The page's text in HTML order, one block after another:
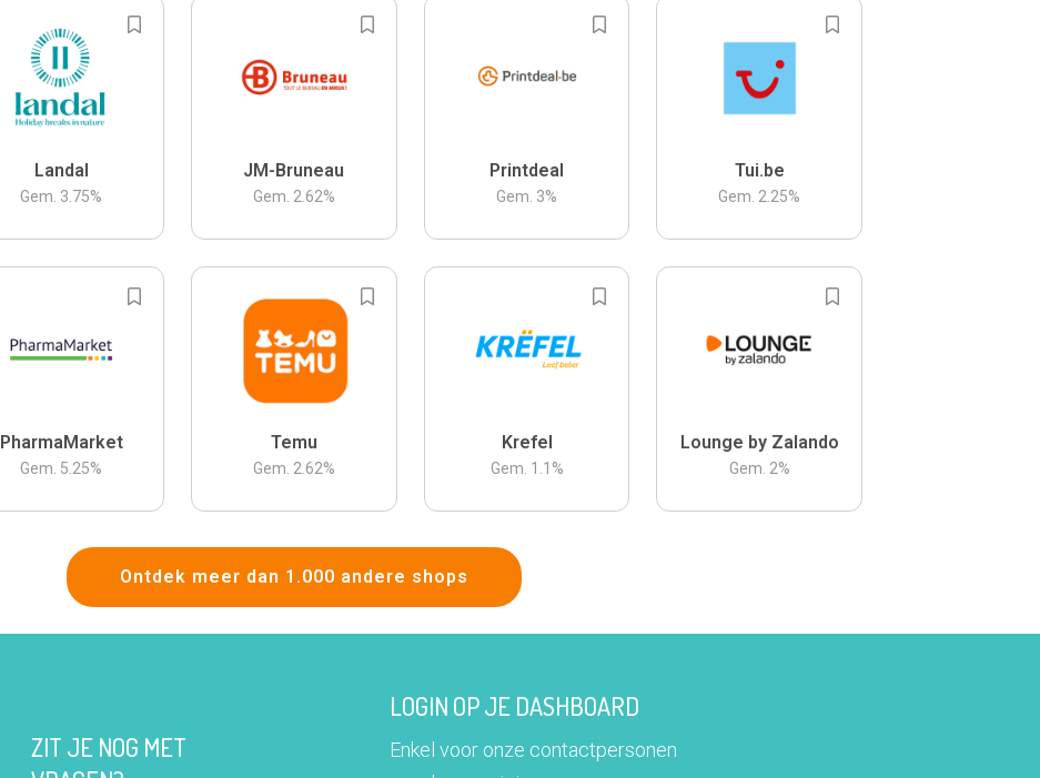
Landal
Gem. 3.75%
JM-Bruneau
Gem. 2.62%
Printdeal
Gem. 3%
Tui.be
Gem. 2.25%
PharmaMarket
Gem. 5.25%
Temu
Gem. 2.62%
Krefel
Gem. 1.1 %
Lounge by Zalando
Gem. 2%
Ontdek meer dan 1.000 andere shops
ZIT JE NOG MET
LOGIN OP JE DASHBOARD
Enkel voor onze contactpersonen